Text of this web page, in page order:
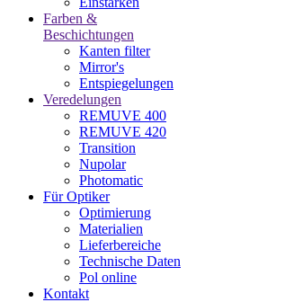
Farben &
Beschichtungen
Kanten filter
Mirror's
Entspiegelungen
Veredelungen
REMUVE 400
REMUVE 420
Transition
Nupolar
Photomatic
Für Optiker
Optimierung
Materialien
Lieferbereiche
Technische Daten
Pol online
Kontakt